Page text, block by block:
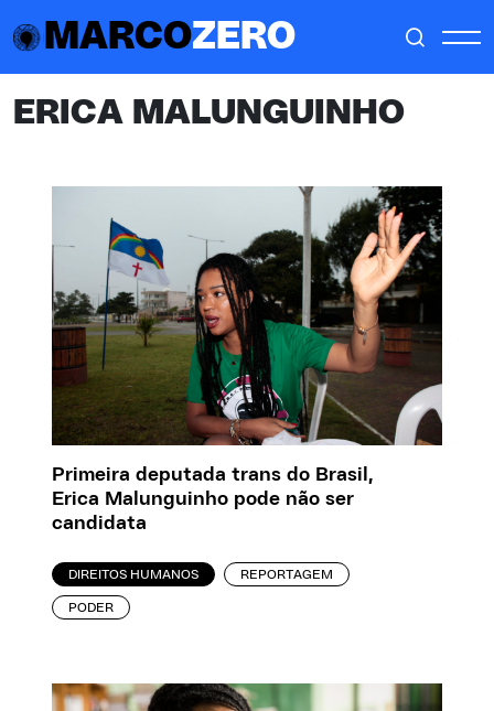
MARCOZERO
ERICA MALUNGUINHO
Primeira deputada trans do Brasil,
Erica Malunguinho pode não ser
candidata
DIREITOS HUMANOS REPORTAGEM
PODER